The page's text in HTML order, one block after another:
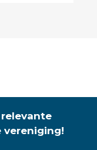
vereniging!